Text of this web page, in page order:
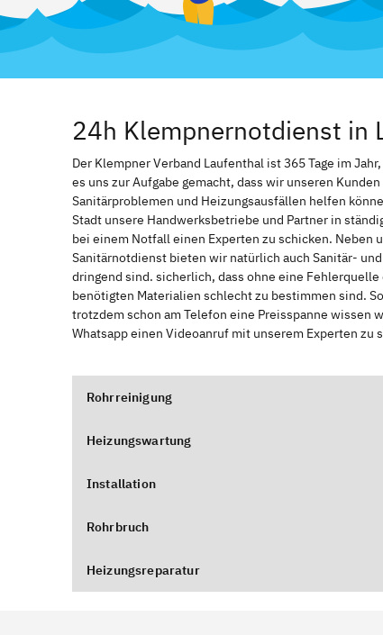
24h Klempnernotdienst in
Der Klempner Verband Laufenthal ist 365 Tage im
es uns zur Aufgabe gemacht, dass wir unseren
Sanitärproblemen und Heizungsausfällen helfen
Stadt unsere Handwerksbetriebe und Partner in
bei einem Notfall einen Experten zu schicken. Neben
Sanitärnotdienst bieten wir natürlich auch Sanitär-
dringend sind. sicherlich, dass ohne eine
benötigten Materialien schlecht zu bestimmen sind.
trotzdem schon am Telefon eine Preisspanne wissen
Whatsapp einen Videoanruf mit unserem Experten zu
Rohrreinigung
Heizungswartung
Installation
Rohrbruch
Heizungsreparatur